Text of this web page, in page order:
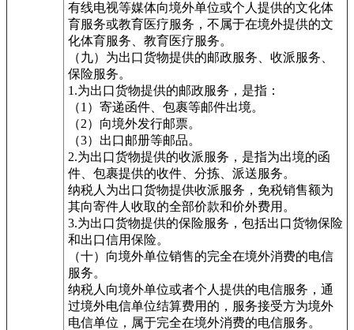
有线电视等媒体向境外单位或个人提供的文化体
育服务或教育医疗服务，不属于在境外提供的文
化体育服务、教育医疗服务。
（九）为出口货物提供的邮政服务、收派服务、
保险服务。
1.为出口货物提供的邮政服务，是指：
（1）寄递函件、包裹等邮件出境。
（2）向境外发行邮票。
（3）出口邮册等邮品。
2.为出口货物提供的收派服务，是指为出境的函
件、包裹提供的收件、分拣、派送服务。
纳税人为出口货物提供收派服务，免税销售额为
其向寄件人收取的全部价款和价外费用。
3.为出口货物提供的保险服务，包括出口货物保险
和出口信用保险。
（十）向境外单位销售的完全在境外消费的电信
服务。
纳税人向境外单位或者个人提供的电信服务，通
过境外电信单位结算费用的，服务接受方为境外
电信单位，属于完全在境外消费的电信服务。